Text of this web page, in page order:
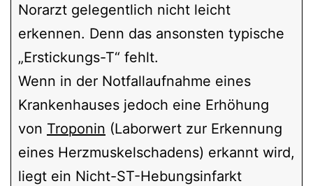
Norarzt gelegentlich nicht leicht
erkennen. Denn das ansonsten typische
„Erstickungs-T“ fehlt.
Wenn in der Notfallaufnahme eines
Krankenhauses jedoch eine Erhöhung
von Troponin (Laborwert zur Erkennung
eines Herzmuskelschadens) erkannt wird,
liegt ein Nicht-ST-Hebungsinfarkt